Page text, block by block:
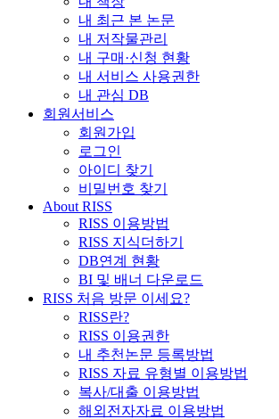
내 최근 본 논문
내 저작물관리
내 구매·신청 현황
내 서비스 사용권한
내 관심 DB
회원서비스
회원가입
로그인
아이디 찾기
비밀번호 찾기
About RISS
RISS 이용방법
RISS 지식더하기
DB연계 현황
BI 및 배너 다운로드
RISS 처음 방문 이세요?
RISS란?
RISS 이용권한
내 추천논문 등록방법
RISS 자료 유형별 이용방법
복사/대출 이용방법
해외전자자료 이용방법